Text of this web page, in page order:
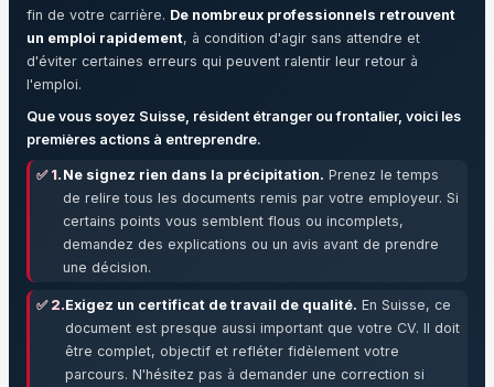
fin de votre carrière. De nombreux professionnels retrouvent
un emploi rapidement, à condition d'agir sans attendre et
d'éviter certaines erreurs qui peuvent ralentir leur retour à
l'emploi.
Que vous soyez Suisse, résident étranger ou frontalier, voici les
premières actions à entreprendre.
✅ 1. Ne signez rien dans la précipitation. Prenez le temps
de relire tous les documents remis par votre employeur. Si
certains points vous semblent flous ou incomplets,
demandez des explications ou un avis avant de prendre
une décision.
✅ 2.Exigez un certificat de travail de qualité. En Suisse, ce
document est presque aussi important que votre CV. Il doit
être complet, objectif et refléter fidèlement votre
parcours. N'hésitez pas à demander une correction si